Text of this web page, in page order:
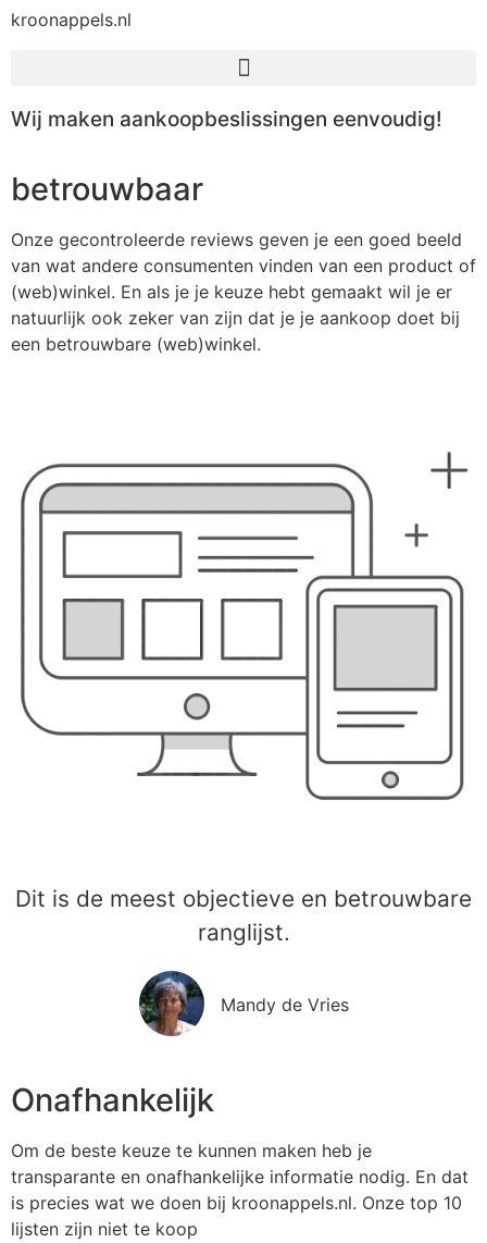
kroonappels.nl
Wij maken aankoopbeslissingen eenvoudig!
betrouwbaar
Onze gecontroleerde reviews geven je een goed beeld
van wat andere consumenten vinden van een product of
(web)winkel. En als je je keuze hebt gemaakt wil je er
natuurlijk ook zeker van zijn dat je je aankoop doet bij
een betrouwbare (web)winkel.
Dit is de meest objectieve en betrouwbare
ranglijst.
Mandy de Vries
Onafhankelijk
Om de beste keuze te kunnen maken heb je
transparante en onafhankelijke informatie nodig. En dat
is precies wat we doen bij kroonappels.nl. Onze top 10
lijsten zijn niet te koop